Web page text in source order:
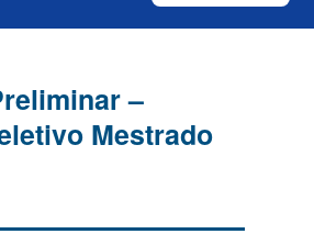
–
Mestrado